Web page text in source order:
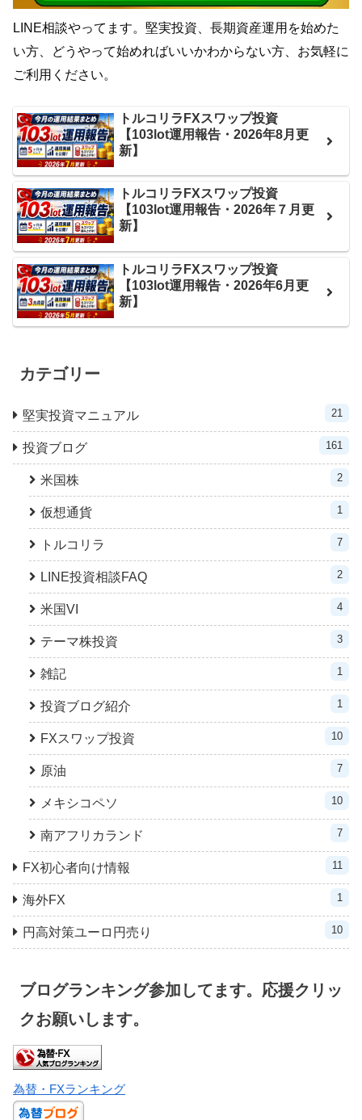
LINE相談やってます。堅実投資、長期資産運用を始めた
い方、どうやって始めればいいかわからない方、お気軽に
ご利用ください。
トルコリラFXスワップ投資
【103lot運用報告・2026年8月更
新】
トルコリラFXスワップ投資
【103lot運用報告・2026年７月更
新】
トルコリラFXスワップ投資
【103lot運用報告・2026年6月更
新】
カテゴリー
堅実投資マニュアル 21
投資ブログ 161
米国株 2
仮想通貨 1
トルコリラ 7
LINE投資相談FAQ 2
米国VI 4
テーマ株投資 3
雑記 1
投資ブログ紹介 1
FXスワップ投資 10
原油 7
メキシコペソ 10
南アフリカランド 7
FX初心者向け情報 11
海外FX 1
円高対策ユーロ円売り 10
ブログランキング参加してます。応援クリッ
クお願いします。
為替・FXランキング